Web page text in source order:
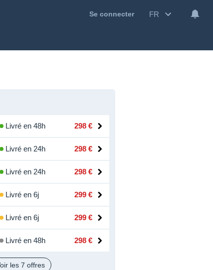
Se connecter FR
Livré en 48h 298 €
Livré en 24h 298 €
Livré en 24h 298 €
Livré en 6j 299 €
Livré en 6j 299 €
Livré en 48h 298 €
les 7 offres